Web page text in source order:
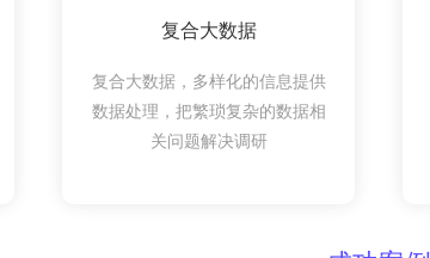
复合大数据
复合大数据，多样化的信息提供
数据处理，把繁琐复杂的数据相
关问题解决调研